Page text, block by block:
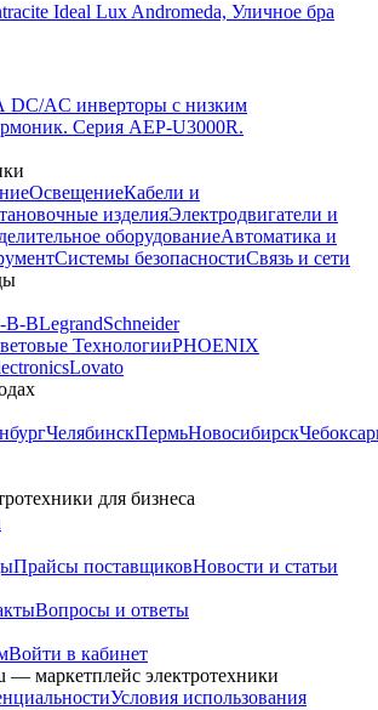
Ideal Lux Andromeda, Уличное бра
AC инверторы с низким
Серия AEP-U3000R.
ОсвещениеКабели и
изделияЭлектродвигатели и
оборудованиеАвтоматика и
Системы безопасностиСвязь и сети
B-BLegrandSchneider
ТехнологииPHOENIX
Lovato
ЧелябинскПермьНовосибирск
для бизнеса
Прайсы поставщиковНовости и статьи
Вопросы и ответы
Войти в кабинет
— маркетплейс электротехники
Условия использования